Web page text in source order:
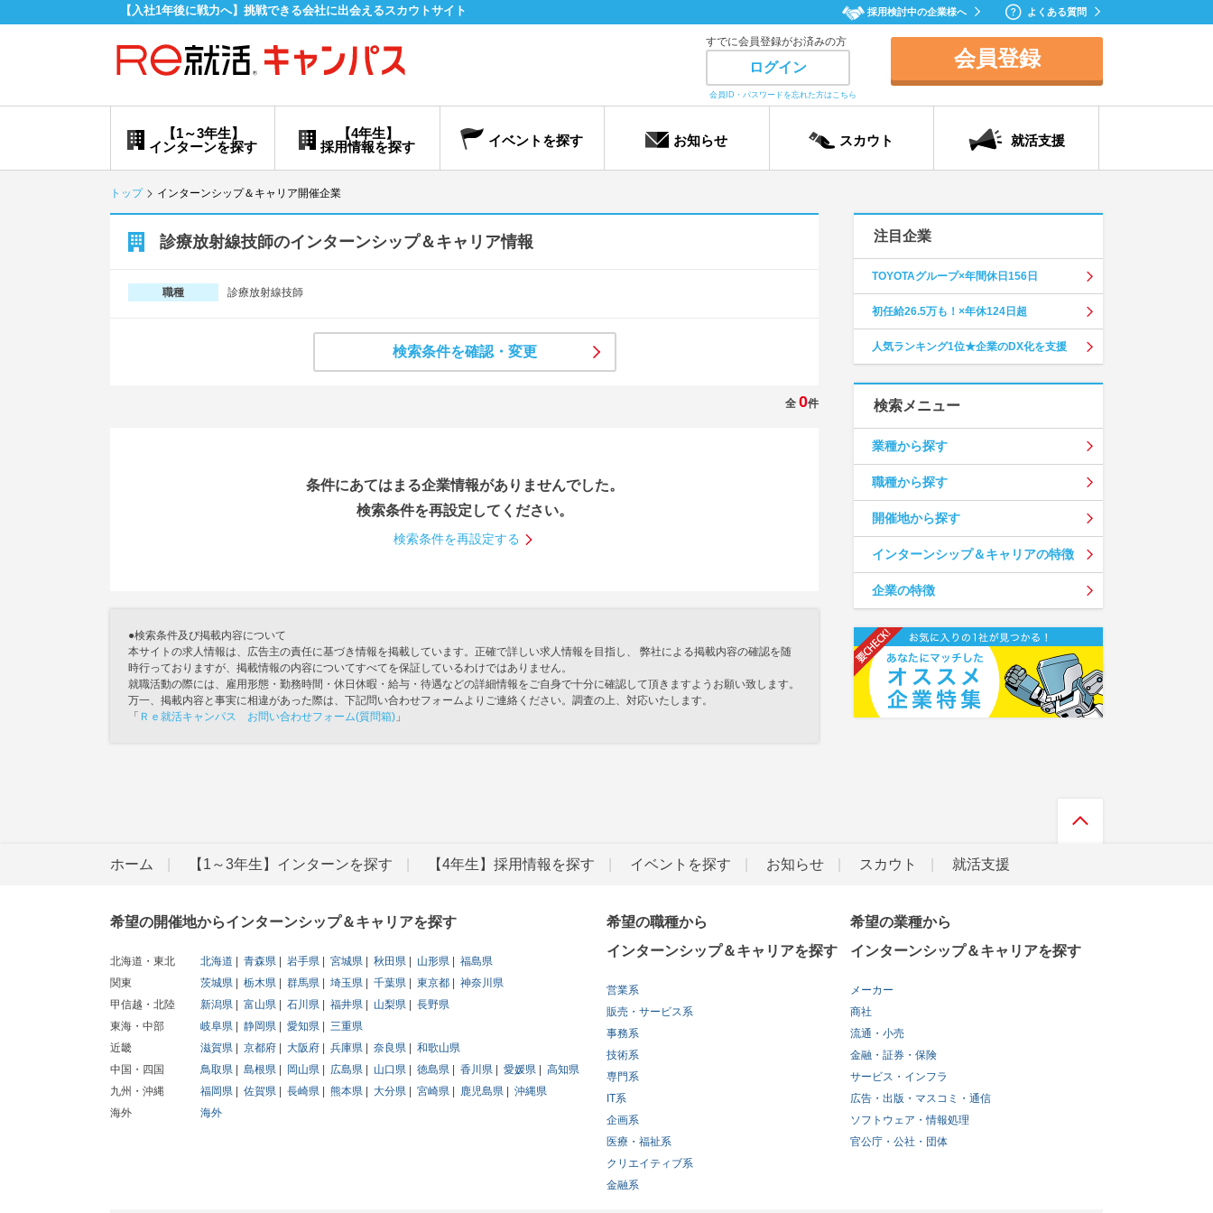
【入社1年後に戦力へ】挑戦できる会社に出会えるスカウトサイト 採用検討中の企業様へ よくある質問
すでに会員登録がお済みの方
ログイン
会員ID・パスワードを忘れた方はこちら
会員登録
【4年生】
採用情報を探す
【1～3年生】
インターンを探す
イベントを探す お知らせ スカウト 就活支援
トップ インターンシップ＆キャリア開催企業
診療放射線技師のインターンシップ＆キャリア情報
職種 診療放射線技師
検索条件を確認・変更
全 0件
条件にあてはまる企業情報がありませんでした。
検索条件を再設定してください。
検索条件を再設定する
●検索条件及び掲載内容について
本サイトの求人情報は、広告主の責任に基づき情報を掲載しています。正確で詳しい求人情報を目指し、 弊社による掲載内容の確認を随
時行っておりますが、掲載情報の内容についてすべてを保証しているわけではありません。
就職活動の際には、雇用形態・勤務時間・休日休暇・給与・待遇などの詳細情報をご自身で十分に確認して頂きますようお願い致します。
万一、掲載内容と事実に相違があった際は、下記問い合わせフォームよりご連絡ください。調査の上、対応いたします。
「 Ｒｅ就活キャンパス お問い合わせフォーム(質問箱) 」
注目企業
TOYOTAグループ×年間休日156日
初任給26.5万も！×年休124日超
人気ランキング1位★企業のDX化を支援
検索メニュー
業種から探す
職種から探す
開催地から探す
インターンシップ＆キャリアの特徴
企業の特徴
ホーム 【1～3年生】インターンを探す 【4年生】採用情報を探す イベントを探す お知らせ スカウト 就活支援
希望の開催地からインターンシップ＆キャリアを探す
北海道・東北 北海道 青森県 岩手県 宮城県 秋田県 山形県
福島県
関東
茨城県 栃木県 群馬県 埼玉県 千葉県 東京都
神奈川県
甲信越・北陸
新潟県 富山県 石川県 福井県 山梨県
長野県
東海・中部
岐阜県 静岡県 愛知県
三重県
近畿
滋賀県 京都府 大阪府 兵庫県 奈良県
和歌山県
中国・四国
鳥取県 島根県 岡山県 広島県 山口県 徳島県 香川県 愛媛県
高知県
九州・沖縄
福岡県 佐賀県 長崎県 熊本県 大分県 宮崎県 鹿児島県
沖縄県
海外
海外
希望の職種から
インターンシップ＆キャリアを探す
営業系
販売・サービス系
事務系
技術系
専門系
IT系
企画系
医療・福祉系
クリエイティブ系
金融系
希望の業種から
インターンシップ＆キャリアを探す
メーカー
商社
流通・小売
金融・証券・保険
サービス・インフラ
広告・出版・マスコミ・通信
ソフトウェア・情報処理
官公庁・公社・団体